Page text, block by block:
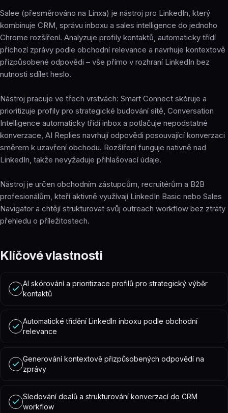
Salee (přesměrováno na Linxa) je nástroj pro LinkedIn, který
kombinuje CRM, správu inboxu a sales intelligence do jednoho
Chrome rozšíření. Analyzuje profily kontaktů, automaticky třídí
příchozí zprávy podle obchodní relevance a navrhuje kontextově
přizpůsobené odpovědi – vše přímo v rozhraní LinkedIn bez
nutnosti sdílet heslo.
Nástroj pracuje ve třech vrstvách: Smart Connect skóruje a
prioritizuje profily pro strategické budování sítě, Conversation
Intelligence automaticky třídí inbox a potlačuje nepodstatné
konverzace, AI Replies navrhují odpovědi posouvající konverzaci
směrem k uzavření obchodu. Rozšíření funguje nativně nad
LinkedIn, takže nevyžaduje přihlašovací údaje.
Nástroj je určen obchodním zástupcům, recruitérům a B2B
profesionálům, kteří aktivně využívají LinkedIn Basic nebo Sales
Navigator a chtějí strukturovat svůj outreach workflow bez ztráty
přehledu o příležitostech.
Klíčové vlastnosti
AI skórování a prioritizace profilů pro strategický výběr
kontaktů
Automatické třídění LinkedIn inboxu podle obchodní
relevance
Generování kontextově přizpůsobených odpovědí na
zprávy
Sledování dealů a strukturování konverzací do CRM
workflow